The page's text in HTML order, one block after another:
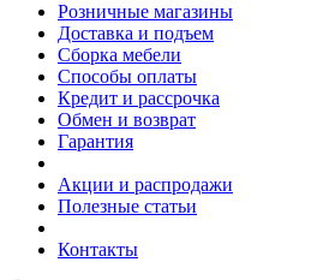
Розничные магазины
Доставка и подъем
Сборка мебели
Способы оплаты
Кредит и рассрочка
Обмен и возврат
Гарантия
Акции и распродажи
Полезные статьи
Контакты